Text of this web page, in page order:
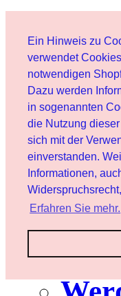
Ein Hinweis zu
verwendet
notwendigen
Dazu werden
in sogenannten
die Nutzung
sich mit der
einverstanden.
Informationen,
Erfahren Sie mehr.
Service